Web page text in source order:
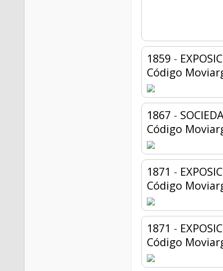
1859 -
Código
1867 -
Código
1871 -
Código
1871 -
Código